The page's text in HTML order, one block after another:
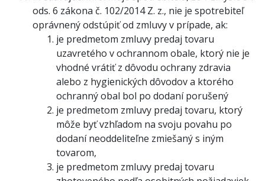
ods. 6 zákona č. 102/2014 Z. z., nie je spotrebiteľ
oprávnený odstúpiť od zmluvy v prípade, ak:
je predmetom zmluvy predaj tovaru
uzavretého v ochrannom obale, ktorý nie je
vhodné vrátiť z dôvodu ochrany zdravia
alebo z hygienických dôvodov a ktorého
ochranný obal bol po dodaní porušený
je predmetom zmluvy predaj tovaru, ktorý
môže byť vzhľadom na svoju povahu po
dodaní neoddeliteľne zmiešaný s iným
tovarom,
je predmetom zmluvy predaj tovaru